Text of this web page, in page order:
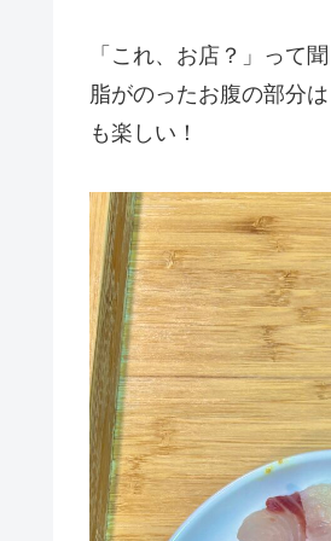
「これ、お店？」って
脂がのったお腹の部分
も楽しい！